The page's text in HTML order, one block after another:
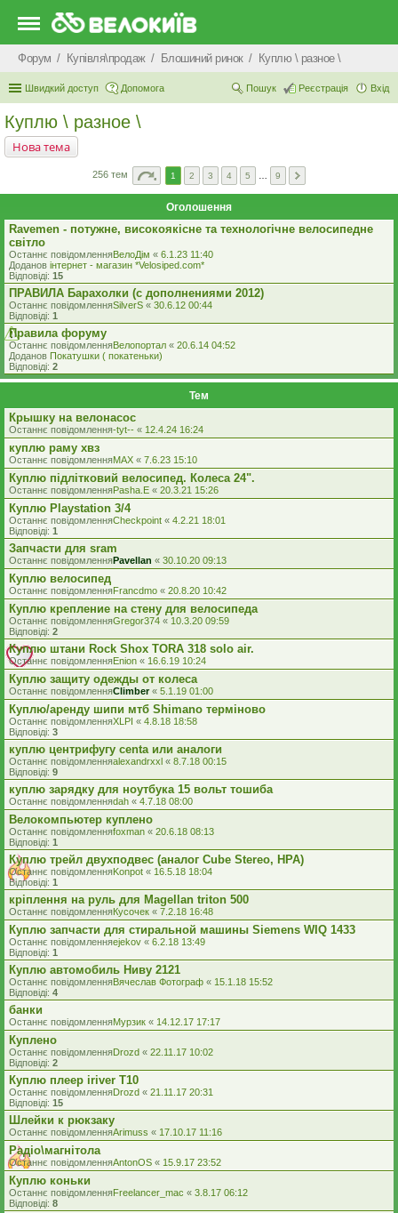
Форум Купівля\продаж Блошиний ринок Куплю \ разное \
Швидкий доступ Допомога Вхід
Реєстрація
Пошук
Куплю \ разное \
Нова тема
256 тем 1 2 3 4 5 9
Оголошення
Ravemen - потужне, високоякісне та технологічне велосипедне
світло
Останнє повідомленняВелоДім « 6.1.23 11:40
Доданов iнтернет - магазин *Velosiped.com*
Відповіді: 15
ПРАВИЛА Барахолки (с дополнениями 2012)
Останнє повідомленняSilverS « 30.6.12 00:44
Відповіді: 1
Правила форуму
Останнє повідомленняВелопортал « 20.6.14 04:52
Доданов Покатушки ( покатеньки)
Відповіді: 2
Тем
Крышку на велонасос
Останнє повідомлення-tyt-- « 12.4.24 16:24
куплю раму хвз
Останнє повідомленняMAX « 7.6.23 15:10
Куплю підлітковий велосипед. Колеса 24".
Останнє повідомленняPasha.E « 20.3.21 15:26
Куплю Playstation 3/4
Останнє повідомленняCheckpoint « 4.2.21 18:01
Відповіді: 1
Запчасти для sram
Останнє повідомленняPavellan « 30.10.20 09:13
Куплю велосипед
Останнє повідомленняFrancdmo « 20.8.20 10:42
Куплю крепление на стену для велосипеда
Останнє повідомленняGregor374 « 10.3.20 09:59
Відповіді: 2
Куплю штани Rock Shox TORA 318 solo air.
Останнє повідомленняEnion « 16.6.19 10:24
Куплю защиту одежды от колеса
Останнє повідомленняClimber« 5.1.19 01:00
Куплю/аренду шипи мтб Shimano терміново
Останнє повідомленняXLPI « 4.8.18 18:58
Відповіді: 3
куплю центрифугу centa или аналоги
Останнє повідомленняalexandrxxl « 8.7.18 00:15
Відповіді: 9
куплю зарядку для ноутбука 15 вольт тошиба
Останнє повідомленняdah « 4.7.18 08:00
Велокомпьютер куплено
Останнє повідомленняfoxman « 20.6.18 08:13
Відповіді: 1
Куплю трейл двухподвес (аналог Cube Stereo, HPA)
Останнє повідомленняKonpot « 16.5.18 18:04
Відповіді: 1
кріплення на руль для Magellan triton 500
Останнє повідомленняКусочек « 7.2.18 16:48
Куплю запчасти для стиральной машины Siemens WIQ 1433
Останнє повідомленняejekov « 6.2.18 13:49
Відповіді: 1
Куплю автомобиль Ниву 2121
Останнє повідомленняВячеслав Фотограф « 15.1.18 15:52
Відповіді: 4
банки
Останнє повідомленняМурзик « 14.12.17 17:17
Куплено
Останнє повідомленняDrozd « 22.11.17 10:02
Відповіді: 2
Куплю плеер iriver Т10
Останнє повідомленняDrozd « 21.11.17 20:31
Відповіді: 15
Шлейки к рюкзаку
Останнє повідомленняArimuss « 17.10.17 11:16
Радіо\магнітола
Останнє повідомленняAntonOS « 15.9.17 23:52
Куплю коньки
Останнє повідомленняFreelancer_mac « 3.8.17 06:12
Відповіді: 8